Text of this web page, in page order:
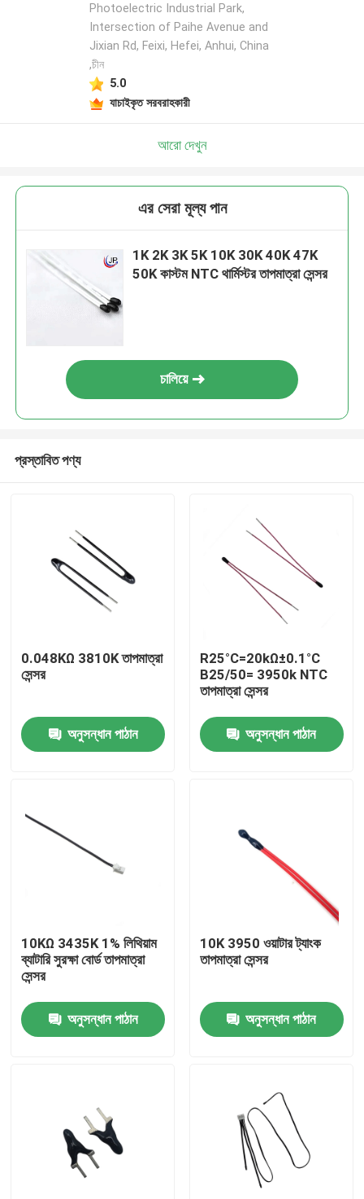
VR প্রদর্শন
মান নিয়ন্ত্রণ
যোগাযোগ করুন
সারফেস মাউন্ট তাপমাত্রা সেন্সর
Photoelectric Industrial Park,
Intersection of Paihe Avenue and
Jixian Rd, Feixi, Hefei, Anhui, China
,চীন
5.0
যাচাইকৃত সরবরাহকারী
আরো দেখুন
এর সেরা মূল্য পান
1K 2K 3K 5K 10K 30K 40K 47K
50K কাস্টম NTC থার্মিস্টর তাপমাত্রা সেন্সর
চালিয়ে
প্রস্তাবিত পণ্য
0.048KΩ 3810K তাপমাত্রা
সেন্সর
অনুসন্ধান পাঠান
R25°C=20kΩ±0.1°C
B25/50= 3950k NTC
তাপমাত্রা সেন্সর
অনুসন্ধান পাঠান
10KΩ 3435K 1% লিথিয়াম
ব্যাটারি সুরক্ষা বোর্ড তাপমাত্রা
সেন্সর
অনুসন্ধান পাঠান
10K 3950 ওয়াটার ট্যাংক
তাপমাত্রা সেন্সর
অনুসন্ধান পাঠান